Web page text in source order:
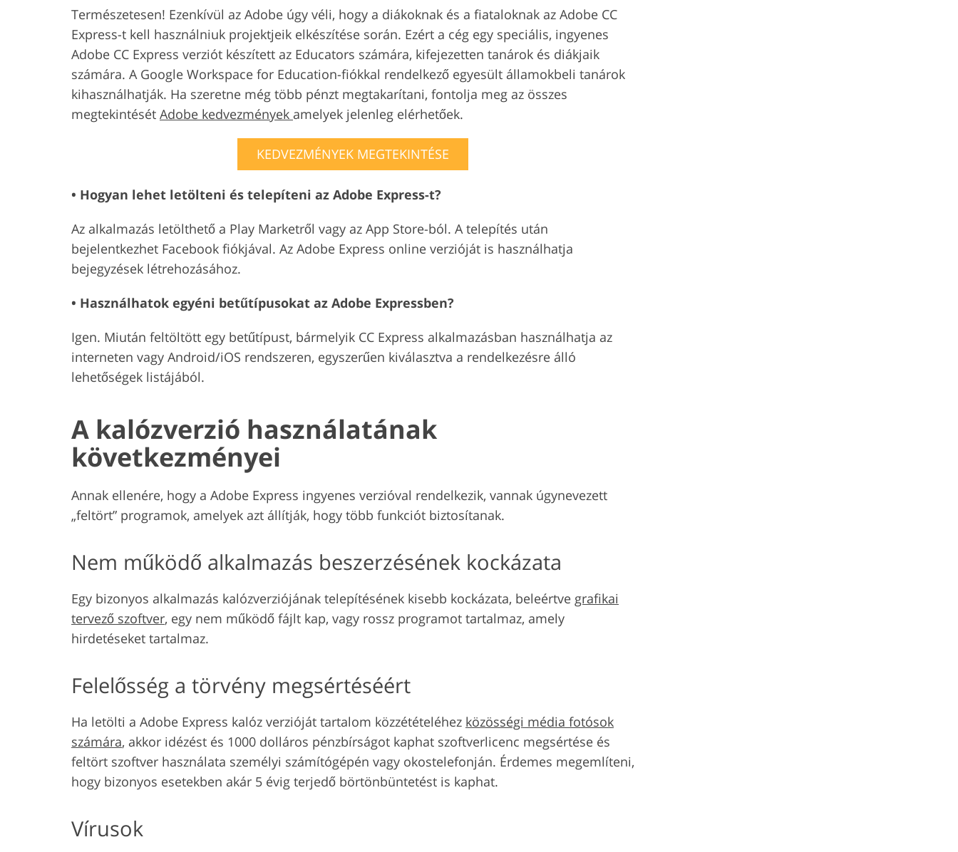
Természetesen! Ezenkívül az Adobe úgy véli, hogy a diákoknak és a fiataloknak az Adobe CC
Express-t kell használniuk projektjeik elkészítése során. Ezért a cég egy speciális, ingyenes
Adobe CC Express verziót készített az Educators számára, kifejezetten tanárok és diákjaik
számára. A Google Workspace for Education-fiókkal rendelkező egyesült államokbeli tanárok
kihasználhatják. Ha szeretne még több pénzt megtakarítani, fontolja meg az összes
megtekintését Adobe kedvezmények amelyek jelenleg elérhetőek.
KEDVEZMÉNYEK MEGTEKINTÉSE
• Hogyan lehet letölteni és telepíteni az Adobe Express-t?
Az alkalmazás letölthető a Play Marketről vagy az App Store-ból. A telepítés után
bejelentkezhet Facebook fiókjával. Az Adobe Express online verzióját is használhatja
bejegyzések létrehozásához.
• Használhatok egyéni betűtípusokat az Adobe Expressben?
Igen. Miután feltöltött egy betűtípust, bármelyik CC Express alkalmazásban használhatja az
interneten vagy Android/iOS rendszeren, egyszerűen kiválasztva a rendelkezésre álló
lehetőségek listájából.
A kalózverzió használatának
következményei
Annak ellenére, hogy a Adobe Express ingyenes verzióval rendelkezik, vannak úgynevezett
„feltört” programok, amelyek azt állítják, hogy több funkciót biztosítanak.
Nem működő alkalmazás beszerzésének kockázata
Egy bizonyos alkalmazás kalózverziójának telepítésének kisebb kockázata, beleértve grafikai
tervező szoftver, egy nem működő fájlt kap, vagy rossz programot tartalmaz, amely
hirdetéseket tartalmaz.
Felelősség a törvény megsértéséért
Ha letölti a Adobe Express kalóz verzióját tartalom közzétételéhez közösségi média fotósok
számára, akkor idézést és 1000 dolláros pénzbírságot kaphat szoftverlicenc megsértése és
feltört szoftver használata személyi számítógépén vagy okostelefonján. Érdemes megemlíteni,
hogy bizonyos esetekben akár 5 évig terjedő börtönbüntetést is kaphat.
Vírusok